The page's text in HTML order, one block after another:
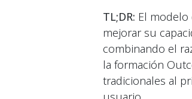
TL;DR: El modelo
mejorar su
combinando el
la formación
tradicionales al